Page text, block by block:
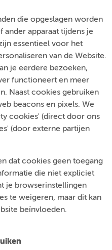
die opgeslagen worden
apparaat tijdens je
essentieel voor het
van de Website.
je eerdere bezoeken,
functioneert en meer
Naast cookies gebruiken
beacons en pixels. We
cookies' (direct door ons
(door externe partijen
dat cookies geen toegang
die niet expliciet
je browserinstellingen
te weigeren, maar dit kan
beïnvloeden.